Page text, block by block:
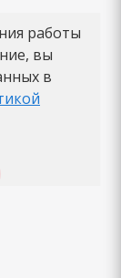
работы
вы
в